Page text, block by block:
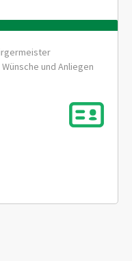
und Anliegen